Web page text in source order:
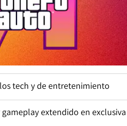
tech y de entretenimiento
gameplay extendido en exclusiva